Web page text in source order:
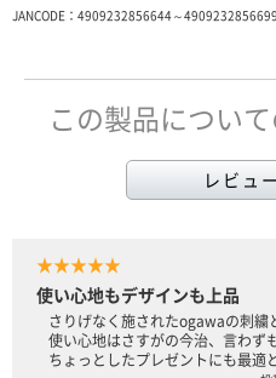
JANCODE：4909232856644～4909232856699
この製品につい
レビュ
★★★★★
使い心地もデザインも上品
さりげなく施されたogawaの刺繍
使い心地はさすがの今治、言わず
ちょっとしたプレゼントにも最適